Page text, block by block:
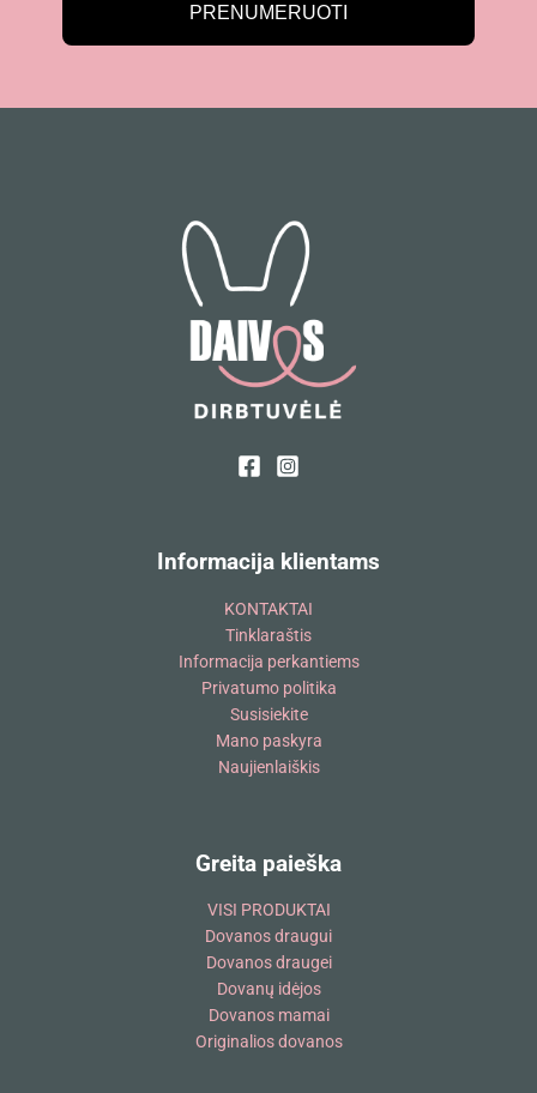
PRENUMERUOTI
Informacija klientams
KONTAKTAI
Tinklaraštis
Informacija perkantiems
Privatumo politika
Susisiekite
Mano paskyra
Naujienlaiškis
Greita paieška
VISI PRODUKTAI
Dovanos draugui
Dovanos draugei
Dovanų idėjos
Dovanos mamai
Originalios dovanos